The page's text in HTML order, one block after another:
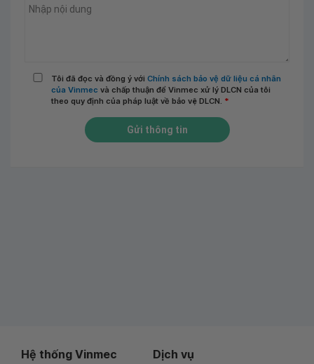
Tôi đã đọc và đồng ý với Chính sách bảo vệ dữ liệu cá nhân
của Vinmec và chấp thuận để Vinmec xử lý DLCN của tôi
theo quy định của pháp luật về bảo vệ DLCN. *
Gửi thông tin
Hệ thống Vinmec Dịch vụ